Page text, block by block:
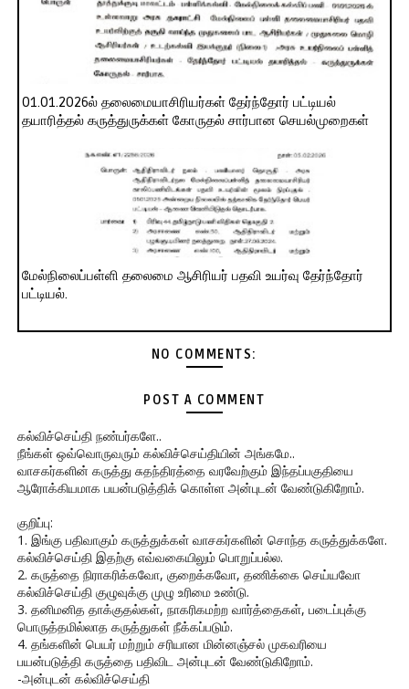
01.01.2026ல் தலைமையாசிரியர்கள் தேர்ந்தோர் பட்டியல்
தயாரித்தல் கருத்துருக்கள் கோருதல் சார்பான செயல்முறைகள்
மேல்நிலைப்பள்ளி தலைமை ஆசிரியர் பதவி உயர்வு தேர்ந்தோர்
பட்டியல்.
NO COMMENTS:
POST A COMMENT
கல்விச்செய்தி நண்பர்களே..
நீங்கள் ஒவ்வொருவரும் கல்விச்செய்தியின் அங்கமே..
வாசகர்களின் கருத்து சுதந்திரத்தை வரவேற்கும் இந்தப்பகுதியை
ஆரோக்கியமாக பயன்படுத்திக் கொள்ள அன்புடன் வேண்டுகிறோம்.
குறிப்பு:
1. இங்கு பதிவாகும் கருத்துக்கள் வாசகர்களின் சொந்த கருத்துக்களே.
கல்விச்செய்தி இதற்கு எவ்வகையிலும் பொறுப்பல்ல.
2. கருத்தை நிராகரிக்கவோ, குறைக்கவோ, தணிக்கை செய்யவோ
கல்விச்செய்தி குழுவுக்கு முழு உரிமை உண்டு.
3. தனிமனித தாக்குதல்கள், நாகரிகமற்ற வார்த்தைகள், படைப்புக்கு
பொருத்தமில்லாத கருத்துகள் நீக்கப்படும்.
4. தங்களின் பெயர் மற்றும் சரியான மின்னஞ்சல் முகவரியை
பயன்படுத்தி கருத்தை பதிவிட அன்புடன் வேண்டுகிறோம்.
-அன்புடன் கல்விச்செய்தி